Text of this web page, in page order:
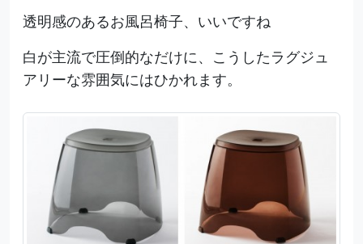
透明感のあるお風呂椅子、いいですね
白が主流で圧倒的なだけに、こうしたラグジュ
アリーな雰囲気にはひかれます。